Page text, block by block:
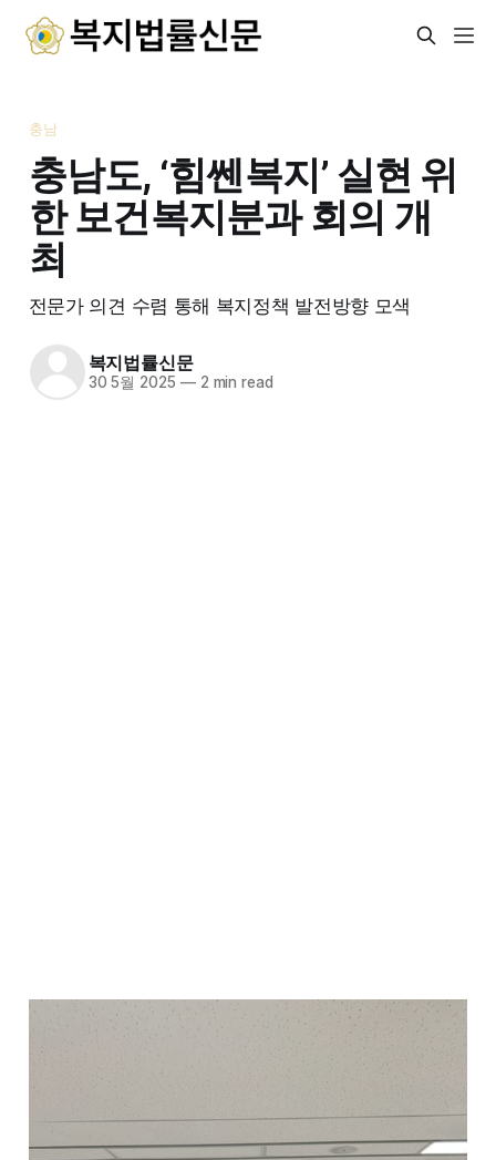
충남
충남도, ‘힘쎈복지’ 실현 위
한 보건복지분과 회의 개
최
전문가 의견 수렴 통해 복지정책 발전방향 모색
복지법률신문
30 5월 2025 —2 min read